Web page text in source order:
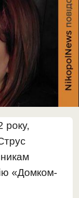
року,
«Домком-